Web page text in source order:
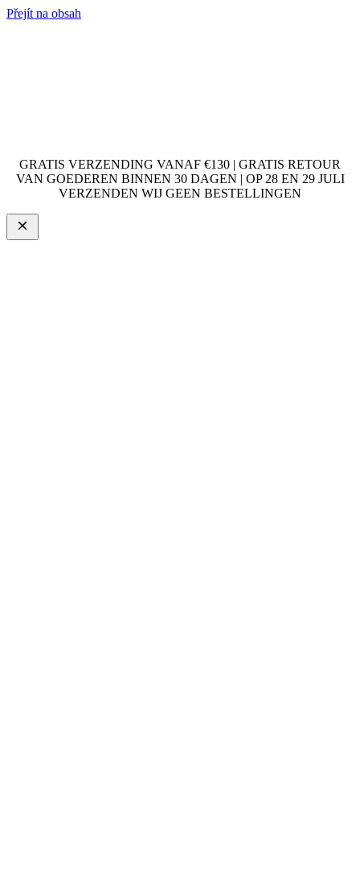
Přejít na obsah
GRATIS VERZENDING VANAF €130 | GRATIS RETOUR
VAN GOEDEREN BINNEN 30 DAGEN | OP 28 EN 29 JULI
VERZENDEN WIJ GEEN BESTELLINGEN